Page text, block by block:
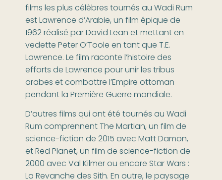
films les plus célèbres tournés au Wadi Rum
est Lawrence d’Arabie, un film épique de
1962 réalisé par David Lean et mettant en
vedette Peter O’Toole en tant que T.E.
Lawrence. Le film raconte l’histoire des
efforts de Lawrence pour unir les tribus
arabes et combattre l’Empire ottoman
pendant la Première Guerre mondiale.
D’autres films qui ont été tournés au Wadi
Rum comprennent The Martian, un film de
science-fiction de 2015 avec Matt Damon,
et Red Planet, un film de science-fiction de
2000 avec Val Kilmer ou encore Star Wars :
La Revanche des Sith. En outre, le paysage